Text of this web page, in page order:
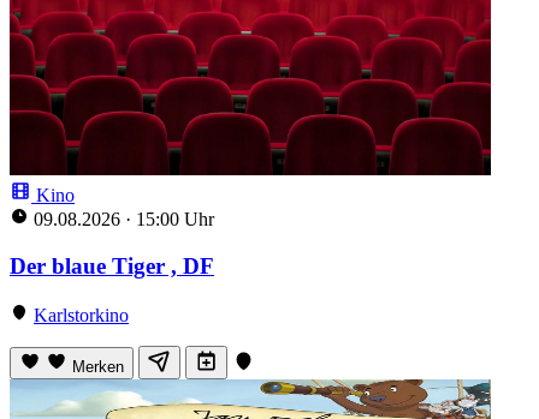
Kino
09.08.2026 · 15:00 Uhr
Der blaue Tiger , DF
Karlstorkino
Merken